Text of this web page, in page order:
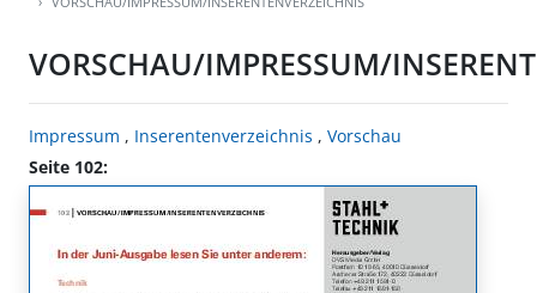
VORSCHAU/IMPRESSUM/
Impressum , Inserentenverzeichnis , Vorschau
Seite 102: